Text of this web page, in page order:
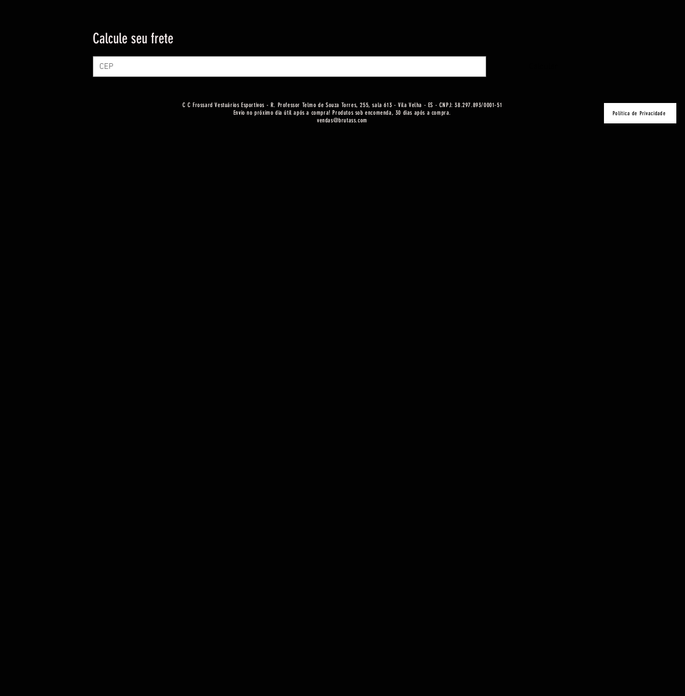
Calcule seu frete
C C Frossard Vestuários Esportivos - R. Professor Telmo de Souza Torres, 255, sala 613 - Vila Velha - ES - CNPJ: 38.297.893/0001-51
Envio no próximo dia útil após a compra! Produtos sob encomenda, 30 dias após a compra.
vendas@brutass.com
Política de Privacidade